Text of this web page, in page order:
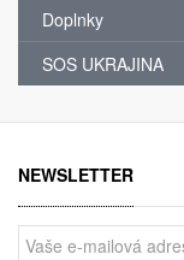
Doplnky
SOS UKRAJINA
NEWSLETTER